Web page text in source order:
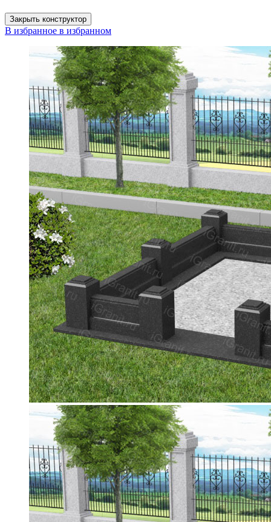
Закрыть конструктор
В избранное в избранном